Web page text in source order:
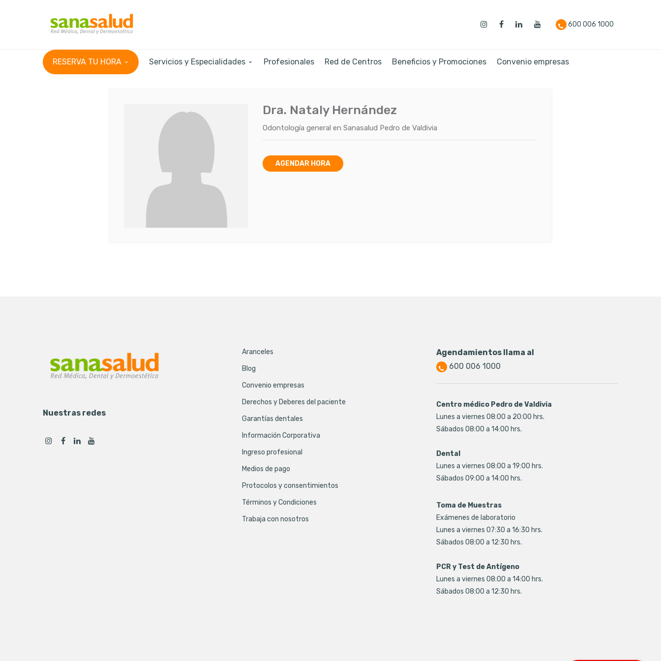
600 006 1000
RESERVA TU HORA Servicios y Especialidades Profesionales Red de Centros Beneficios y Promociones Convenio empresas
Dra. Nataly Hernández
Odontología general en Sanasalud Pedro de Valdivia
AGENDAR HORA
Nuestras redes
Aranceles
Blog
Convenio empresas
Derechos y Deberes del paciente
Garantías dentales
Información Corporativa
Ingreso profesional
Medios de pago
Protocolos y consentimientos
Términos y Condiciones
Trabaja con nosotros
Agendamientos llama al
600 006 1000
Centro médico Pedro de Valdivia
Lunes a viernes 08:00 a 20:00 hrs.
Sábados 08:00 a 14:00 hrs.
Dental
Lunes a viernes 08:00 a 19:00 hrs.
Sábados 09:00 a 14:00 hrs.
Toma de Muestras
Exámenes de laboratorio
Lunes a viernes 07:30 a 16:30 hrs.
Sábados 08:00 a 12:30 hrs.
PCR y Test de Antígeno
Lunes a viernes 08:00 a 14:00 hrs.
Sábados 08:00 a 12:30 hrs.